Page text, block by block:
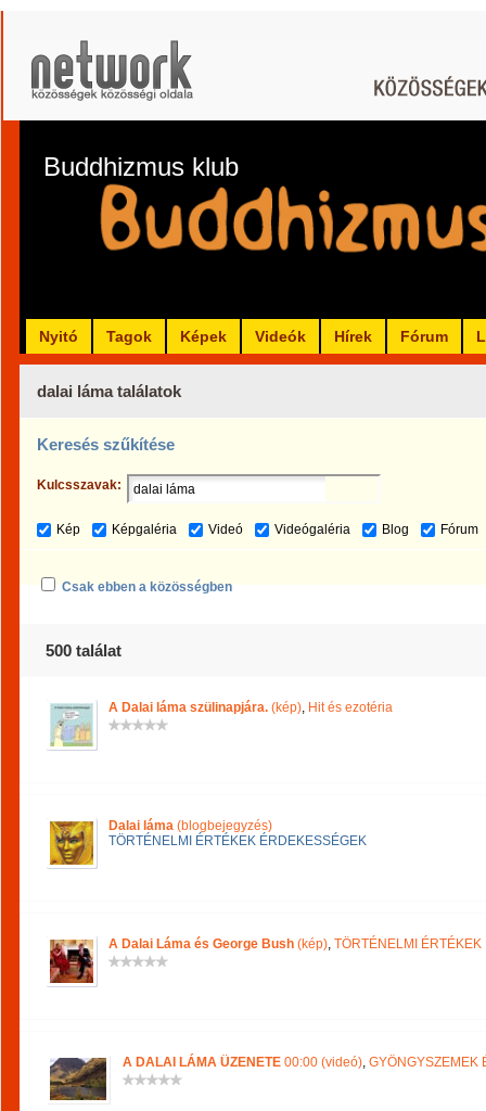
Buddhizmus klub
Nyitó Tagok Képek Videók Hírek Fórum
dalai láma találatok
Keresés szűkítése
Kulcsszavak:
Kép Képgaléria Videó Videógaléria Blog Fórum
Csak ebben a közösségben
500 találat
A Dalai láma szülinapjára. (kép), Hit és ezotéria
Dalai láma (blogbejegyzés)
TÖRTÉNELMI ÉRTÉKEK ÉRDEKESSÉGEK
A Dalai Láma és George Bush (kép), TÖRTÉNELMI
A DALAI LÁMA ÜZENETE 00:00 (videó), GYÖNGYSZEMEK